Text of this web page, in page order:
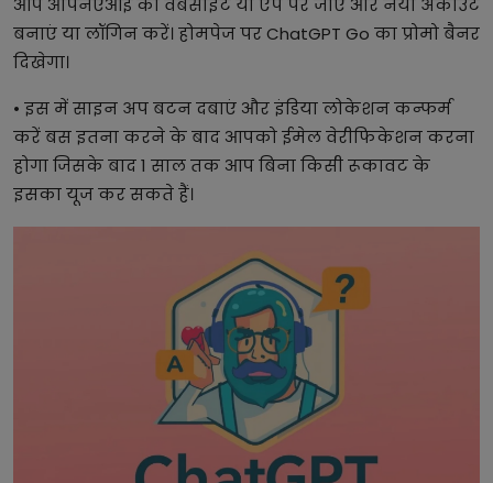
आप ओपनएआई की वेबसाइट या ऐप पर जाएं और नया अकाउंट
बनाएं या लॉगिन करें। होमपेज पर ChatGPT Go का प्रोमो बैनर
दिखेगा।
• इस में साइन अप बटन दबाएं और इंडिया लोकेशन कन्फर्म
करें बस इतना करने के बाद आपको ईमेल वेरीफिकेशन करना
होगा जिसके बाद 1 साल तक आप बिना किसी रूकावट के
इसका यूज कर सकते हैं।